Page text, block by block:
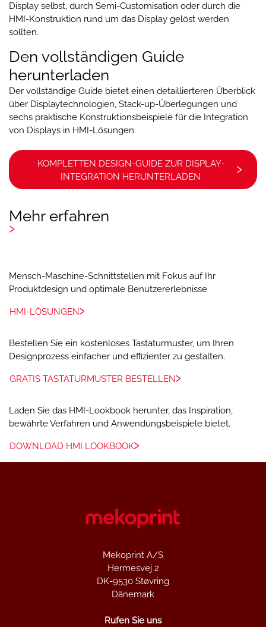
Display selbst, durch Semi-Customisation oder durch die
HMI-Konstruktion rund um das Display gelöst werden
sollten.
Den vollständigen Guide
herunterladen
Der vollständige Guide bietet einen detaillierteren Überblick
über Displaytechnologien, Stack-up-Überlegungen und
sechs praktische Konstruktionsbeispiele für die Integration
von Displays in HMI-Lösungen.
KOMPLETTEN DESIGN-GUIDE ZUR DISPLAY-
INTEGRATION HERUNTERLADEN
Mehr erfahren
Mensch-Maschine-Schnittstellen mit Fokus auf Ihr
Produktdesign und optimale Benutzererlebnisse
HMI-LÖSUNGEN
Bestellen Sie ein kostenloses Tastaturmuster, um Ihren
Designprozess einfacher und effizienter zu gestalten.
GRATIS TASTATURMUSTER BESTELLEN
Laden Sie das HMI-Lookbook herunter, das Inspiration,
bewährte Verfahren und Anwendungsbeispiele bietet.
DOWNLOAD HMI LOOKBOOK
Mekoprint A/S
Hermesvej 2
DK-9530 Støvring
Dänemark
Rufen Sie uns